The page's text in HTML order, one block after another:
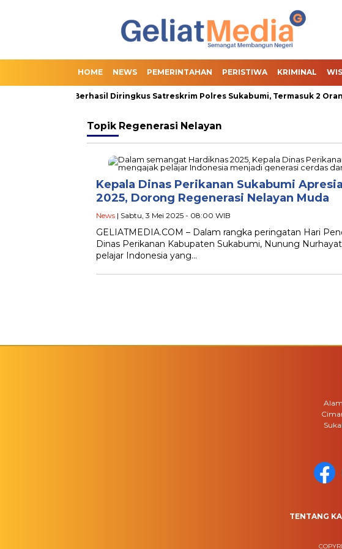
HOME NEWS PEMERINTAHAN PERISTIWA KRIMINAL
Online Slot Berhasil Diringkus Satreskrim Polres Sukabumi, Termasuk 2 Orang
Topik Regenerasi Nelayan
Kepala Dinas Perikanan Sukabumi
2025, Dorong Regenerasi Nelayan Muda
News | Sabtu, 3 Mei 2025 - 08:00 WIB
GELIATMEDIA.COM – Dalam rangka peringatan Hari
Dinas Perikanan Kabupaten Sukabumi, Nunung
pelajar Indonesia yang…
TENTANG